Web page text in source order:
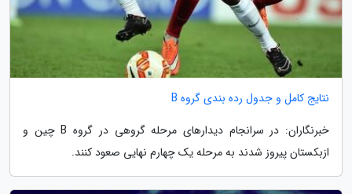
نتایج کامل و جدول رده بندی گروه B
خبرنگاران: در سرانجام دیدارهای مرحله گروهی در گروه B چین و
ازبکستان پیروز شدند به مرحله یک چهارم نهایی صعود کنند.